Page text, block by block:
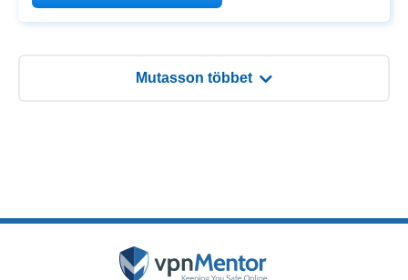
expert Jeremiah Fowler. In this exclusive Q&A
Mutasson többet